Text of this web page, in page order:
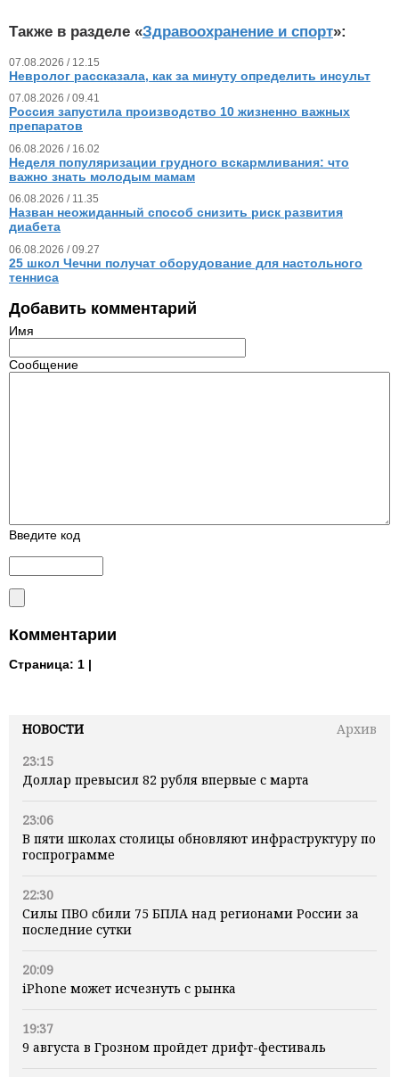
НОВОСТИ
Архив
23:15
Доллар превысил 82 рубля впервые с марта
23:06
В пяти школах столицы обновляют инфраструктуру по
госпрограмме
22:30
Силы ПВО сбили 75 БПЛА над регионами России за
последние сутки
20:09
iPhone может исчезнуть с рынка
19:37
9 августа в Грозном пройдет дрифт-фестиваль
Также в разделе «Здравоохранение и спорт»:
07.08.2026 / 12.15
Невролог рассказала, как за минуту определить инсульт
07.08.2026 / 09.41
Россия запустила производство 10 жизненно важных
препаратов
06.08.2026 / 16.02
Неделя популяризации грудного вскармливания: что
важно знать молодым мамам
06.08.2026 / 11.35
Назван неожиданный способ снизить риск развития
диабета
06.08.2026 / 09.27
25 школ Чечни получат оборудование для настольного
тенниса
Добавить комментарий
Имя
Сообщение
Введите код
Комментарии
Страница: 1 |